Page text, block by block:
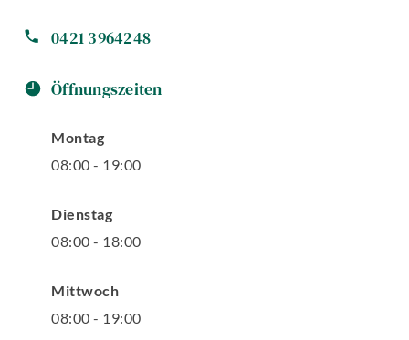
0421 3964248
Öffnungszeiten
Montag
08:00 - 19:00
Dienstag
08:00 - 18:00
Mittwoch
08:00 - 19:00